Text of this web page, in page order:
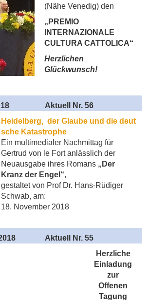
(Nähe Venedig) den
„PREMIO
INTERNAZIONALE
CULTURA CATTOLICA“
Herzlichen
Glückwunsch!
Aktuell
Nr. 56
Heidelberg, der Glaube und die deut
sche Katastrophe
Ein multimedialer Nachmittag für
Gertrud von le Fort anlässlich der
Neuausgabe ihres Romans „Der
Kranz der Engel“,
gestaltet von Prof Dr. Hans-Rüdiger
Schwab, am:
18. November 2018
Aktuell
Nr. 55
Herzliche
Einladung
zur
Offenen
Tagung